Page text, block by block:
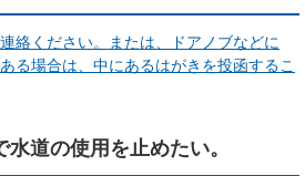
絡ください。または、ドアノブなどに
る場合は、中にあるはがきを投函するこ
道の使用を止めたい。